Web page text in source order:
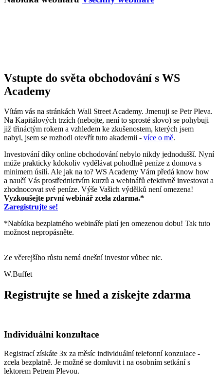
Vstupte do světa obchodování s WS
Academy
Vítám vás na stránkách Wall Street Academy. Jmenuji se Petr Pleva.
Na Kapitálových trzích (nebojte, není to sprosté slovo) se pohybuji
již třináctým rokem a vzhledem ke zkušenostem, kterých jsem
nabyl, jsem se rozhodl otevřít tuto akademii - více o mě.
Investování díky online obchodování nebylo nikdy jednodušší. Nyní
může prakticky kdokoliv vydělávat pohodlně peníze z domova s
minimem úsilí. Ale jak na to? WS Academy Vám předá know how
a naučí Vás prostřednictvím kurzů a webinářů efektivně investovat a
zhodnocovat své peníze. Výše Vašich výdělků není omezena!
Vyzkoušejte první webinář zcela zdarma.*
Zaregistrujte se!
*Nabídka bezplatného webináře platí jen omezenou dobu! Tak tuto
možnost nepropásněte.
Ze včerejšího růstu nemá dnešní investor vůbec nic.
W.Buffet
Registrujte se hned a získejte zdarma
Individuální konzultace
Registrací získáte 3x za měsíc individuální telefonní konzulace -
zcela bezplatně. Je možné se domluvit i na osobním setkání s
lektorem Petrem Plevou.